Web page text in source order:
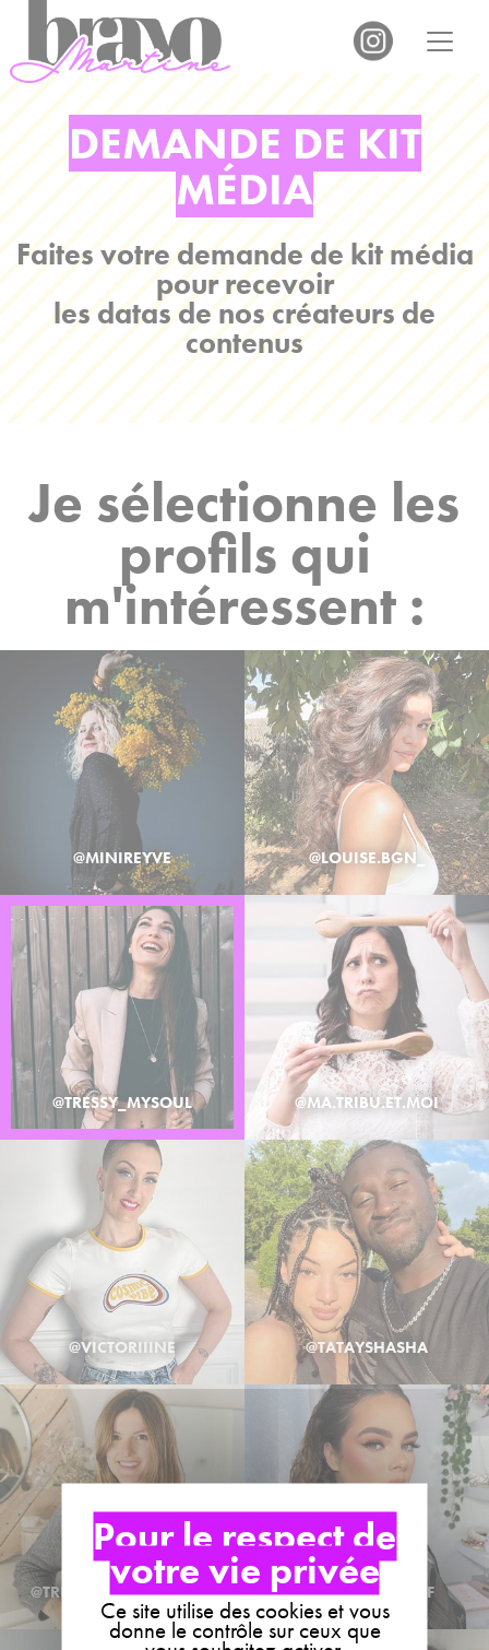
DEMANDE DE KIT
MÉDIA
Faites votre demande de kit média
pour recevoir
les datas de nos créateurs de
contenus
Je sélectionne les
profils qui
m'intéressent :
@MINIREYVE @LOUISE.BGN_
@TRESSY_MYSOUL @MA.TRIBU.ET.MOI
@VICTORIIINE @TATAYSHASHA
@TRIBULATIONSDANAIS @ELYSEMIROTOFF
Panneau de gestion des cookies
Ce site utilise des cookies et vous
donne le contrôle sur ceux que